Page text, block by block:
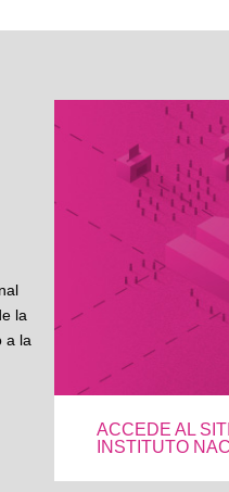
la
a la
ACCEDE AL
INSTITUTO